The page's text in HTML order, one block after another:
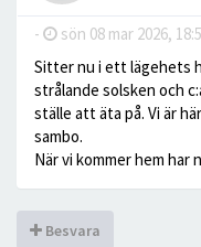
- sön 08 mar 2026,
Sitter nu i ett lägehets
strålande solsken och
ställe att äta på. Vi är
sambo.
När vi kommer hem har
Besvara